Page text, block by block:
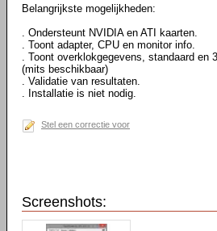
Belangrijkste mogelijkheden:
. Ondersteunt NVIDIA en ATI kaarten.
. Toont adapter, CPU en monitor info.
. Toont overklokgegevens, standaard en
(mits beschikbaar)
. Validatie van resultaten.
. Installatie is niet nodig.
Stel een correctie voor
Screenshots: